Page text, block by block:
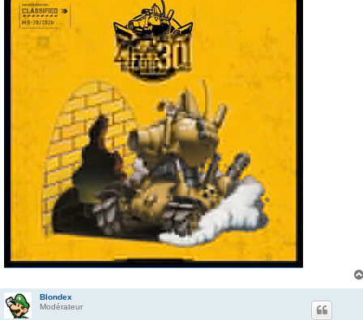
Blondex
Modérateur